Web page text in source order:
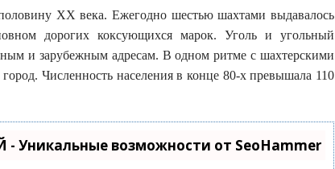
XX века. Ежегодно шестью шахтами выдавалось
дорогих коксующихся марок. Уголь и угольный
и зарубежным адресам. В одном ритме с шахтерскими
Численность населения в конце 80-х превышала 110
возможности от SeoHammer